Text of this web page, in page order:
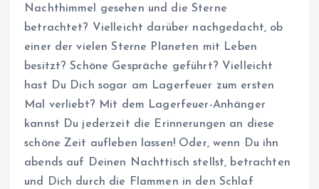
Nachthimmel gesehen und die Sterne
betrachtet? Vielleicht darüber nachgedacht, ob
einer der vielen Sterne Planeten mit Leben
besitzt? Schöne Gespräche geführt? Vielleicht
hast Du Dich sogar am Lagerfeuer zum ersten
Mal verliebt? Mit dem Lagerfeuer-Anhänger
kannst Du jederzeit die Erinnerungen an diese
schöne Zeit aufleben lassen! Oder, wenn Du ihn
abends auf Deinen Nachttisch stellst, betrachten
und Dich durch die Flammen in den Schlaf